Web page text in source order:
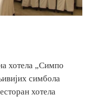
хотела „Симпо
симбола
хотела